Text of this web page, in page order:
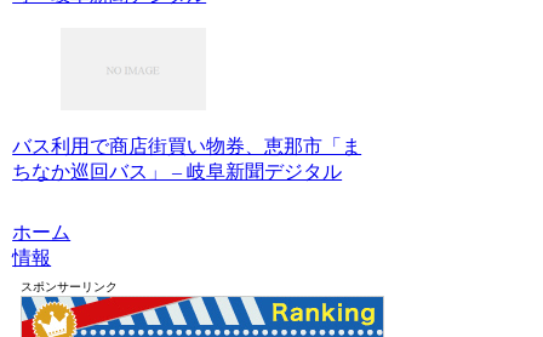
バス利用で商店街買い物券、恵那市「ま
ちなか巡回バス」 – 岐阜新聞デジタル
ホーム
情報
スポンサーリンク